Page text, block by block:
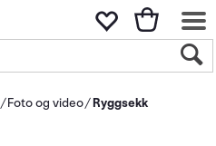
Foto og video Ryggsekk